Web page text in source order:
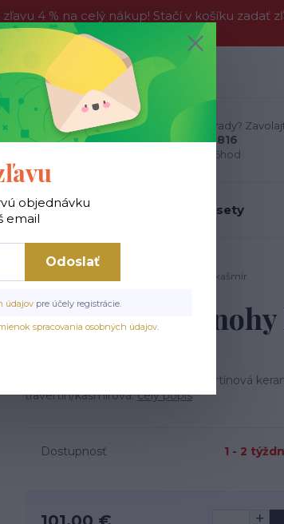
4 % na celý nákup! Stačí v košíku zadať
výhodnejšie ešte dnes!
Neviete si rady?
0911 594 816
Po-Pia, 9-16hod
stoličky Jedálenské sety
jedálenský stôl FI90 cm, farba Travertine/nohy kašmír
Travertine/
Rozmery: FI90 cm, materiál: travertínová
travertín/kašmírová.celý popis
Dostupnosť 1 - 2
objednávku
email
Odoslať
údajov pre účely registrácie.
spracovania osobných údajov.